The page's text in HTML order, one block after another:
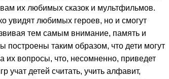
их любимых сказок и мультфильмов.
увидят любимых героев, но и смогут
тем самым внимание, память и
таким образом, что дети могут
их вопросы, что, несомненно, приведет
учат детей считать, учить алфавит,